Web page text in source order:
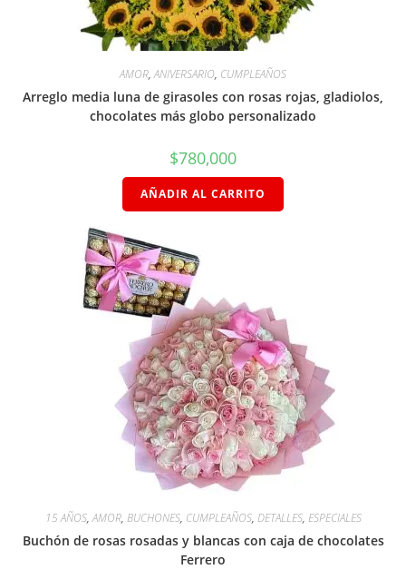
AMOR,ANIVERSARIO, CUMPLEAÑOS
Arreglo media luna de girasoles con rosas rojas, gladiolos,
chocolates más globo personalizado
$780,000
AÑADIR AL CARRITO
15 AÑOS,AMOR, BUCHONES, CUMPLEAÑOS, DETALLES, ESPECIALES
Buchón de rosas rosadas y blancas con caja de chocolates
Ferrero